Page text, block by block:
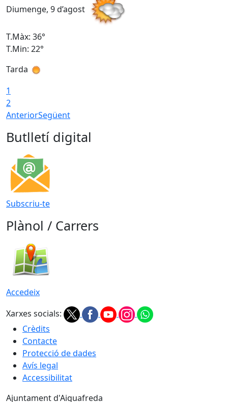
Diumenge, 9 d’agost
T.Màx: 36°
T.Min: 22°
Tarda
1
2
AnteriorSegüent
Butlletí digital
Subscriu-te
Plànol / Carrers
Accedeix
Xarxes socials:
Crèdits
Contacte
Protecció de dades
Avís legal
Accessibilitat
Ajuntament d'Aiguafreda